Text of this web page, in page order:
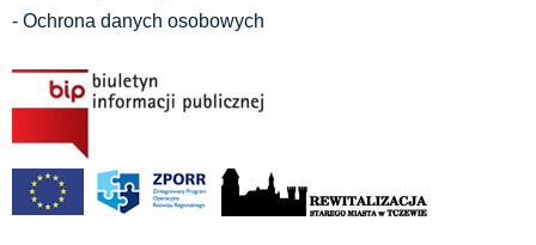
- Ochrona danych osobowych